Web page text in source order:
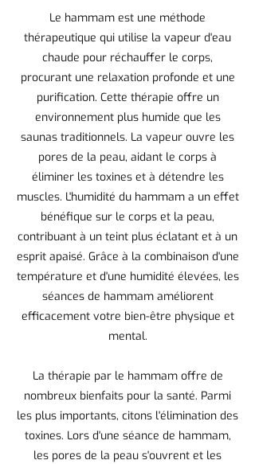
Le hammam est une méthode
thérapeutique qui utilise la vapeur d'eau
chaude pour réchauffer le corps,
procurant une relaxation profonde et une
purification. Cette thérapie offre un
environnement plus humide que les
saunas traditionnels. La vapeur ouvre les
pores de la peau, aidant le corps à
éliminer les toxines et à détendre les
muscles. L'humidité du hammam a un effet
bénéfique sur le corps et la peau,
contribuant à un teint plus éclatant et à un
esprit apaisé. Grâce à la combinaison d'une
température et d'une humidité élevées, les
séances de hammam améliorent
efficacement votre bien-être physique et
mental.
La thérapie par le hammam offre de
nombreux bienfaits pour la santé. Parmi
les plus importants, citons l'élimination des
toxines. Lors d'une séance de hammam,
les pores de la peau s'ouvrent et les